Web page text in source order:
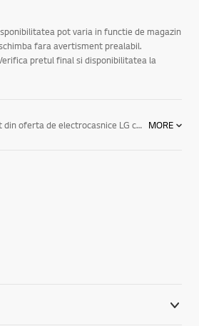
pot varia in functie de magazin
fara avertisment prealabil.
pretul final si disponibilitatea la
Alegeţi o maşină de spălat din oferta de electrocasnice LG cu cele mai noi tehnologii inovatoare, cum ar fi: Tehnologia Direct Drive: Eliminând curelele de transmisie şi fuliile, sistemul invertor Direct Drive de la LG măreşte eficienţa motorului. Astfel nu se obţin doar economii de energie, ci şi o fiabilitate sporită a maşinii de spălat rufe. Defecţiunile vor fi mai rare şi în acelaşi timp nivelul de zgomot va fi mai redus. Toate maşinile de spălat haine au garanţie standard de 10 ani pentru motor. TrueSteam: Maşinile de spălat revoluţionare de la LG cu tehnologie TrueSteam spun adio cutelor, părului căzut de pe animalele de casă, acarienilor şi altor particule alergenice, care sunt eliminate în proporţie de 99,8%. Mai mult, generatorul de abur unic de la LG penetrează ţesăturile, pentru performanţe mai bune de curăţare. 6 Motion: Aveţi şase mişcări şi o singură performanţă uimitoare a maşinii de spălat. Cu ajutorul tehnologiei unice inspirate din mişcările de spălare manuală, maşinile de spălat cu tehnologia 6 Motion pot efectua mişcări multiple ale tamburului sau combinaţii de mişcări, în funcţie de programul de spălare selectate, asigurându-vă de fiecare dată rezultate excelente. Maşinile de spălat LG sunt proiectate la acelaşi nivel tehnologic de vârf prin care se disting toate electrocasnicele noastre. Cu aspect elegant şi performanţe fără egal, veţi vedea că maşinile de spălat şi mașinile cu uscătoare rotative de la LG arată uimitor când sunt oprite, iar când pornesc, de-a dreptul taie respiraţia. MORE